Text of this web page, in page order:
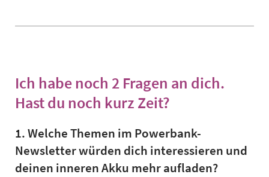
Ich habe noch 2 Fragen an dich.
Hast du noch kurz Zeit?
1. Welche Themen im Powerbank-
Newsletter würden dich interessieren und
deinen inneren Akku mehr aufladen?